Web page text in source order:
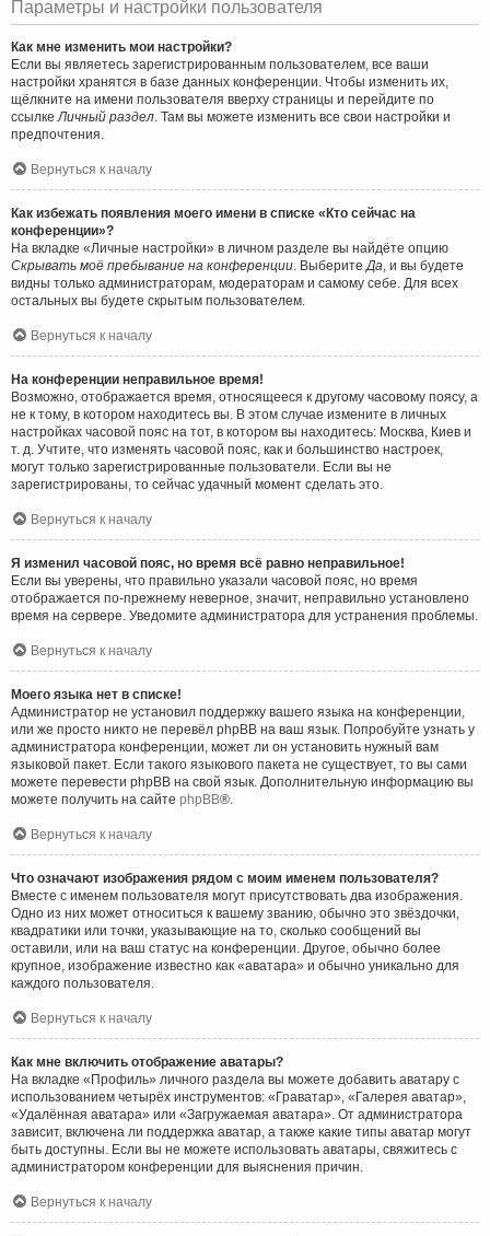
Параметры и настройки пользователя
Как мне изменить мои настройки?
Если вы являетесь зарегистрированным пользователем, все ваши
настройки хранятся в базе данных конференции. Чтобы изменить их,
щёлкните на имени пользователя вверху страницы и перейдите по
ссылке Личный раздел . Там вы можете изменить все свои настройки и
предпочтения.
Вернуться к началу
Как избежать появления моего имени в списке «Кто сейчас на
конференции»?
На вкладке «Личные настройки» в личном разделе вы найдёте опцию
Скрывать моё пребывание на конференции . Выберите Да , и вы будете
видны только администраторам, модераторам и самому себе. Для всех
остальных вы будете скрытым пользователем.
Вернуться к началу
На конференции неправильное время!
Возможно, отображается время, относящееся к другому часовому поясу, а
не к тому, в котором находитесь вы. В этом случае измените в личных
настройках часовой пояс на тот, в котором вы находитесь: Москва, Киев и
т. д. Учтите, что изменять часовой пояс, как и большинство настроек,
могут только зарегистрированные пользователи. Если вы не
зарегистрированы, то сейчас удачный момент сделать это.
Вернуться к началу
Я изменил часовой пояс, но время всё равно неправильное!
Если вы уверены, что правильно указали часовой пояс, но время
отображается по-прежнему неверное, значит, неправильно установлено
время на сервере. Уведомите администратора для устранения проблемы.
Вернуться к началу
Моего языка нет в списке!
Администратор не установил поддержку вашего языка на конференции,
или же просто никто не перевёл phpBB на ваш язык. Попробуйте узнать у
администратора конференции, может ли он установить нужный вам
языковой пакет. Если такого языкового пакета не существует, то вы сами
можете перевести phpBB на свой язык. Дополнительную информацию вы
можете получить на сайте phpBB®.
Вернуться к началу
Что означают изображения рядом с моим именем пользователя?
Вместе с именем пользователя могут присутствовать два изображения.
Одно из них может относиться к вашему званию, обычно это звёздочки,
квадратики или точки, указывающие на то, сколько сообщений вы
оставили, или на ваш статус на конференции. Другое, обычно более
крупное, изображение известно как «аватара» и обычно уникально для
каждого пользователя.
Вернуться к началу
Как мне включить отображение аватары?
На вкладке «Профиль» личного раздела вы можете добавить аватару с
использованием четырёх инструментов: «Граватар», «Галерея аватар»,
«Удалённая аватара» или «Загружаемая аватара». От администратора
зависит, включена ли поддержка аватар, а также какие типы аватар могут
быть доступны. Если вы не можете использовать аватары, свяжитесь с
администратором конференции для выяснения причин.
Вернуться к началу